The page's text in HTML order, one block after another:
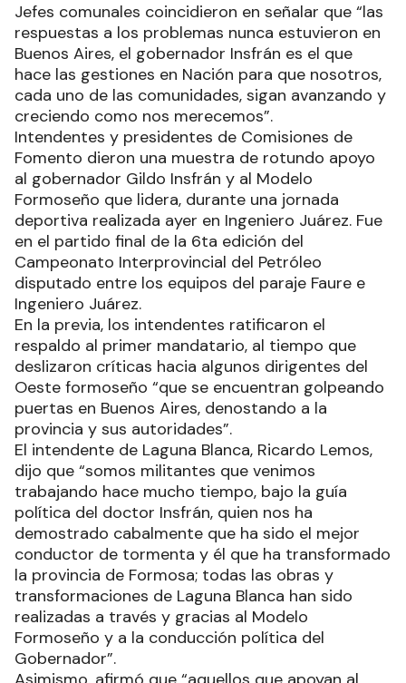
Jefes comunales coincidieron en señalar que “las
respuestas a los problemas nunca estuvieron en
Buenos Aires, el gobernador Insfrán es el que
hace las gestiones en Nación para que nosotros,
cada uno de las comunidades, sigan avanzando y
creciendo como nos merecemos”.
Intendentes y presidentes de Comisiones de
Fomento dieron una muestra de rotundo apoyo
al gobernador Gildo Insfrán y al Modelo
Formoseño que lidera, durante una jornada
deportiva realizada ayer en Ingeniero Juárez. Fue
en el partido final de la 6ta edición del
Campeonato Interprovincial del Petróleo
disputado entre los equipos del paraje Faure e
Ingeniero Juárez.
En la previa, los intendentes ratificaron el
respaldo al primer mandatario, al tiempo que
deslizaron críticas hacia algunos dirigentes del
Oeste formoseño “que se encuentran golpeando
puertas en Buenos Aires, denostando a la
provincia y sus autoridades”.
El intendente de Laguna Blanca, Ricardo Lemos,
dijo que “somos militantes que venimos
trabajando hace mucho tiempo, bajo la guía
política del doctor Insfrán, quien nos ha
demostrado cabalmente que ha sido el mejor
conductor de tormenta y él que ha transformado
la provincia de Formosa; todas las obras y
transformaciones de Laguna Blanca han sido
realizadas a través y gracias al Modelo
Formoseño y a la conducción política del
Gobernador”.